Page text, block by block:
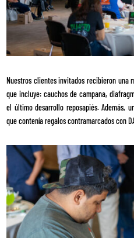
Nuestros clientes invitados recibieron una
que incluye: cauchos de campana,
el último desarrollo reposapiés. Además,
que contenía regalos contramarcados con